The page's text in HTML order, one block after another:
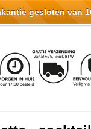
gesloten van